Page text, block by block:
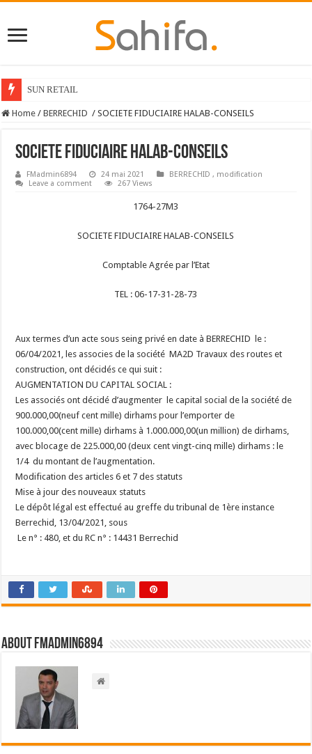
SUN RETAIL
Home / BERRECHID / SOCIETE FIDUCIAIRE HALAB-CONSEILS
SOCIETE FIDUCIAIRE HALAB-CONSEILS
FMadmin6894 24 mai 2021 BERRECHID, modification
Leave a comment
267 Views
1764-27M3
SOCIETE FIDUCIAIRE HALAB-CONSEILS
Comptable Agrée par l’Etat
TEL : 06-17-31-28-73
Aux termes d’un acte sous seing privé en date à BERRECHID le :
06/04/2021, les associes de la société MA2D Travaux des routes et
construction, ont décidés ce qui suit :
AUGMENTATION DU CAPITAL SOCIAL :
Les associés ont décidé d’augmenter le capital social de la société de
900.000,00(neuf cent mille) dirhams pour l’emporter de
100.000,00(cent mille) dirhams à 1.000.000,00(un million) de dirhams,
avec blocage de 225.000,00 (deux cent vingt-cinq mille) dirhams : le
1/4 du montant de l’augmentation.
Modification des articles 6 et 7 des statuts
Mise à jour des nouveaux statuts
Le dépôt légal est effectué au greffe du tribunal de 1ère instance
Berrechid, 13/04/2021, sous
Le n° : 480, et du RC n° : 14431 Berrechid
About FMadmin6894